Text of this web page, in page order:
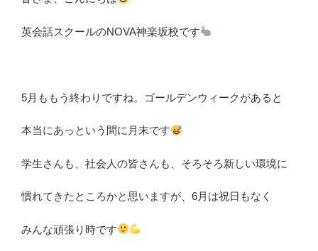
英会話スクールのNOVA神楽坂校です
5月ももう終わりですね。ゴールデンウィークがあると
本当にあっという間に月末です
学生さんも、社会人の皆さんも、そろそろ新しい環境に
慣れてきたところかと思いますが、6月は祝日もなく
みんな頑張り時です